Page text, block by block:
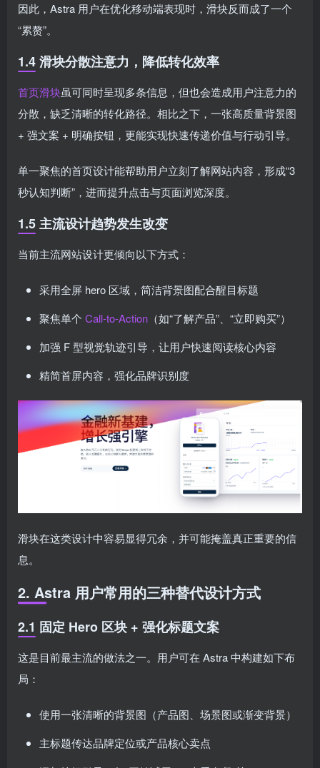
因此，Astra 用户在优化移动端表现时，滑块反而成了一个
“累赘”。
1.4 滑块分散注意力，降低转化效率
首页滑块虽可同时呈现多条信息，但也会造成用户注意力的
分散，缺乏清晰的转化路径。相比之下，一张高质量背景图
+ 强文案 + 明确按钮，更能实现快速传递价值与行动引导。
单一聚焦的首页设计能帮助用户立刻了解网站内容，形成“3
秒认知判断”，进而提升点击与页面浏览深度。
1.5 主流设计趋势发生改变
当前主流网站设计更倾向以下方式：
采用全屏 hero 区域，简洁背景图配合醒目标题
聚焦单个 Call-to-Action （如“了解产品”、“立即购买”）
加强 F 型视觉轨迹引导，让用户快速阅读核心内容
精简首屏内容，强化品牌识别度
滑块在这类设计中容易显得冗余，并可能掩盖真正重要的信
息。
2. Astra 用户常用的三种替代设计方式
2.1 固定 Hero 区块 + 强化标题文案
这是目前最主流的做法之一。用户可在 Astra 中构建如下布
局：
使用一张清晰的背景图（产品图、场景图或渐变背景）
主标题传达品牌定位或产品核心卖点